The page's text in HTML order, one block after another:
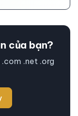
của bạn?
.net .org